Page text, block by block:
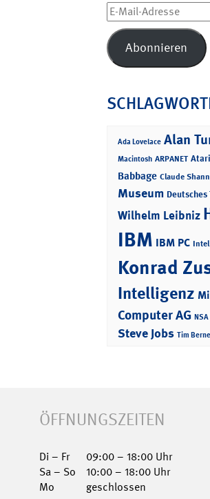
E-
Mail-
Adresse
Abonnieren
Ada Lovelace Alan
Macintosh ARPANET Atari
Babbage Claude
Museum Deutsches
Wilhelm Leibniz
IBM IBM PC Intel
Konrad
Intelligenz
Computer AG NSA
Steve Jobs Tim
ÖFFNUNGSZEITEN
Di – Fr
09:00 – 18:00 Uhr
Sa – So
10:00 – 18:00 Uhr
Mo
geschlossen